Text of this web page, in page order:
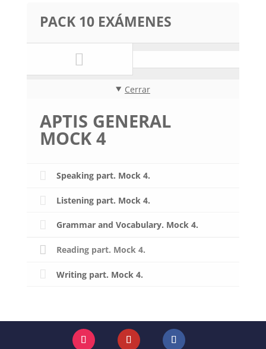
PACK 10 EXÁMENES
Cerrar
APTIS GENERAL
MOCK 4
Speaking part. Mock 4.
Listening part. Mock 4.
Grammar and Vocabulary. Mock 4.
Reading part. Mock 4.
Writing part. Mock 4.